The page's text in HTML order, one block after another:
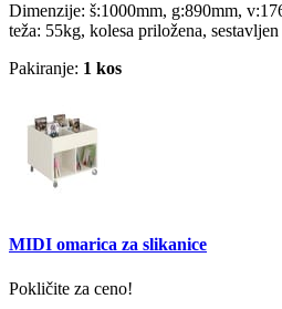
Dimenzije: š:1000mm, g:890mm,
teža: 55kg, kolesa priložena, sestavljen
Pakiranje: 1 kos
MIDI omarica za slikanice
Pokličite za ceno!